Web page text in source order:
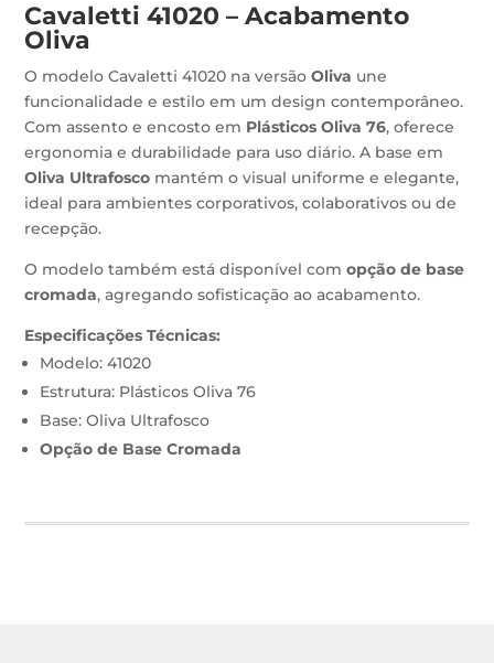
Cavaletti 41020 – Acabamento
Oliva
O modelo Cavaletti 41020 na versãoOliva une
funcionalidade e estilo em um design contemporâneo.
Com assento e encosto em Plásticos Oliva 76, oferece
ergonomia e durabilidade para uso diário. A base em
Oliva Ultrafosco mantém o visual uniforme e elegante,
ideal para ambientes corporativos, colaborativos ou de
recepção.
O modelo também está disponível comopção de base
cromada, agregando sofisticação ao acabamento.
Especificações Técnicas:
Modelo: 41020
Estrutura: Plásticos Oliva 76
Base: Oliva Ultrafosco
Opção de Base Cromada